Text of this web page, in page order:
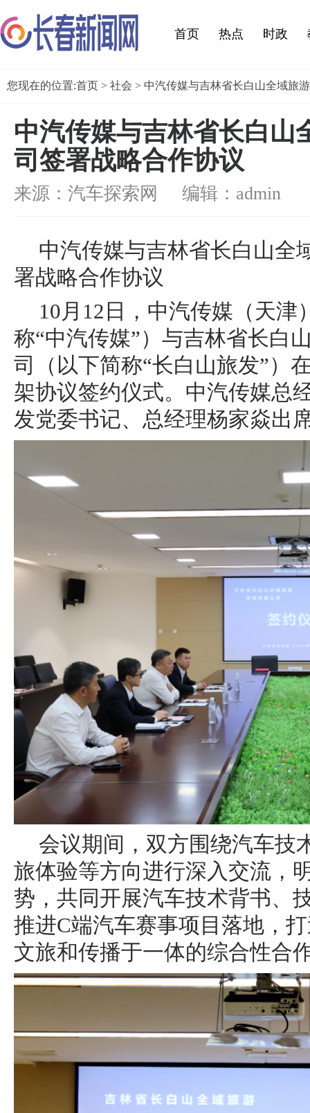
首页 热点 时政
您现在的位置:首页 > 社会 > 中汽传媒与吉林省长白山全域旅
中汽传媒与吉林省长白山
司签署战略合作协议
来源：汽车探索网 编辑：admin
中汽传媒与吉林省长白山全
署战略合作协议
10月12日，中汽传媒（天津
称“中汽传媒”）与吉林省长白
司（以下简称“长白山旅发”）
架协议签约仪式。中汽传媒总
发党委书记、总经理杨家焱出
会议期间，双方围绕汽车技
旅体验等方向进行深入交流，
势，共同开展汽车技术背书、
推进C端汽车赛事项目落地，
文旅和传播于一体的综合性合